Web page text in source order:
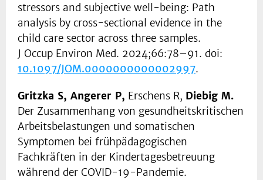
stressors and subjective well-being: Path
analysis by cross-sectional evidence in the
child care sector across three samples.
J Occup Environ Med. 2024;66:78–91. doi:
10.1097/JOM.0000000000002997.
Gritzka S, Angerer P, Erschens R, Diebig M.
Der Zusammenhang von gesundheitskritischen
Arbeitsbelastungen und somatischen
Symptomen bei frühpädagogischen
Fachkräften in der Kindertagesbetreuung
während der COVID-19-Pandemie.